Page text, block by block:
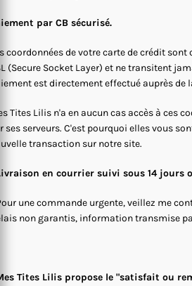
par CB sécurisé.
coordonnées de votre carte de crédit
(Secure Socket Layer) et ne transitent
est directement effectué auprès de
Tites Lilis n'a en aucun cas accès à ces
ses serveurs. C'est pourquoi elles vous
transaction sur notre site.
en courrier suivi sous 14 jours
une commande urgente, veillez me
non garantis, information transmise
Tites Lilis propose le "satisfait ou